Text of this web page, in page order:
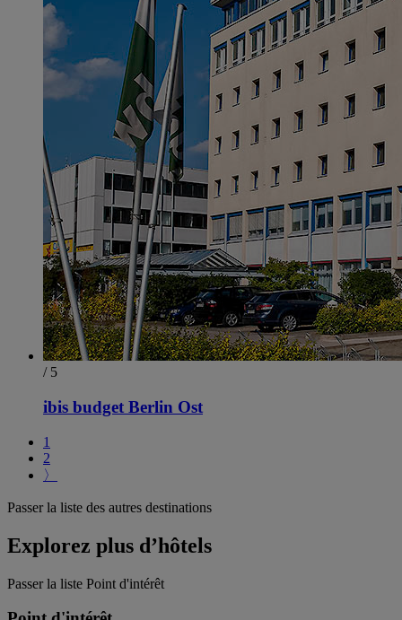
/ 5
ibis budget Berlin Ost
1
2
〉
Passer la liste des autres destinations
Explorez plus d’hôtels
Passer la liste Point d'intérêt